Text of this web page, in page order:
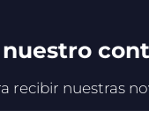
nuestro
recibir nuestras